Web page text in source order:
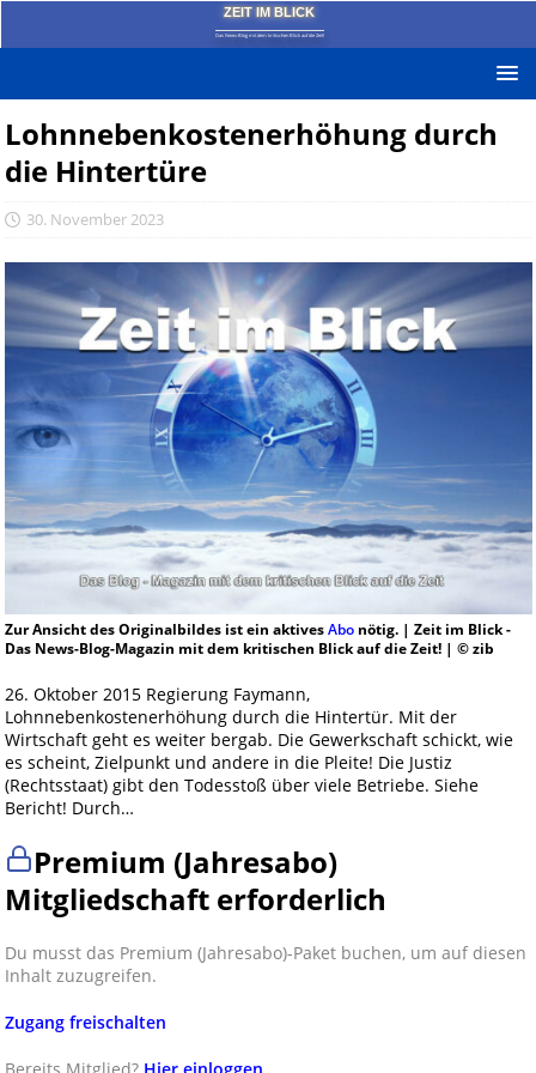
ZEIT IM BLICK
Das News-Blog mit dem kritischen Blick auf die Zeit!
Lohnnebenkostenerhöhung durch
die Hintertüre
30. November 2023
Zur Ansicht des Originalbildes ist ein aktivesAbonötig. | Zeit im Blick -
Das News-Blog-Magazin mit dem kritischen Blick auf die Zeit! | © zib
26. Oktober 2015 Regierung Faymann,
Lohnnebenkostenerhöhung durch die Hintertür. Mit der
Wirtschaft geht es weiter bergab. Die Gewerkschaft schickt, wie
es scheint, Zielpunkt und andere in die Pleite! Die Justiz
(Rechtsstaat) gibt den Todesstoß über viele Betriebe. Siehe
Bericht! Durch…
Premium (Jahresabo)
Mitgliedschaft erforderlich
Du musst das Premium (Jahresabo)-Paket buchen, um auf diesen
Inhalt zuzugreifen.
Zugang freischalten